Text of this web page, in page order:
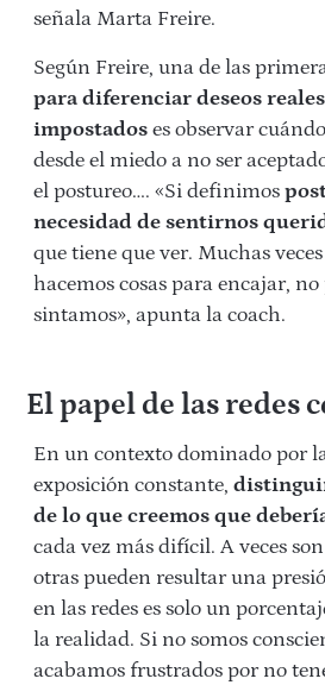
señala Marta Freire.
Según Freire, una de las
para diferenciar deseos
impostados es observar
desde el miedo a no ser
el postureo…. «Si definimos
necesidad de sentirnos
que tiene que ver. Muchas
hacemos cosas para encajar,
sintamos», apunta la coach.
El papel de las redes
En un contexto dominado por
exposición constante,
de lo que creemos que
cada vez más difícil. A veces
otras pueden resultar una
en las redes es solo un
la realidad. Si no somos
acabamos frustrados por no